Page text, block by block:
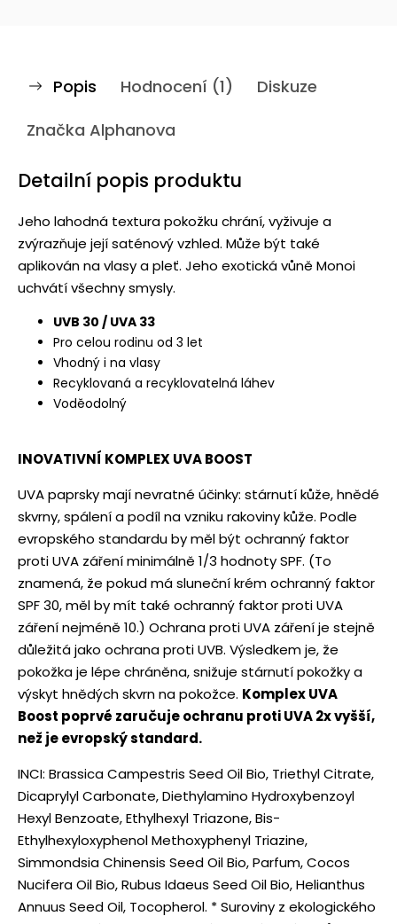
Popis Hodnocení (1)
Diskuze
Značka Alphanova
Detailní popis produktu
Jeho lahodná textura pokožku chrání, vyživuje a
zvýrazňuje její saténový vzhled. Může být také
aplikován na vlasy a pleť. Jeho exotická vůně Monoi
uchvátí všechny smysly.
UVB 30 / UVA 33
Pro celou rodinu od 3 let
Vhodný i na vlasy
Recyklovaná a recyklovatelná láhev
Voděodolný
INOVATIVNÍ KOMPLEX UVA BOOST
UVA paprsky mají nevratné účinky: stárnutí kůže, hnědé
skvrny, spálení a podíl na vzniku rakoviny kůže. Podle
evropského standardu by měl být ochranný faktor
proti UVA záření minimálně 1/3 hodnoty SPF. (To
znamená, že pokud má sluneční krém ochranný faktor
SPF 30, měl by mít také ochranný faktor proti UVA
záření nejméně 10.) Ochrana proti UVA záření je stejně
důležitá jako ochrana proti UVB. Výsledkem je, že
pokožka je lépe chráněna, snižuje stárnutí pokožky a
výskyt hnědých skvrn na pokožce. Komplex UVA
Boost poprvé zaručuje ochranu proti UVA 2x vyšší,
než je evropský standard.
INCI: Brassica Campestris Seed Oil Bio, Triethyl Citrate,
Dicaprylyl Carbonate, Diethylamino Hydroxybenzoyl
Hexyl Benzoate, Ethylhexyl Triazone, Bis-
Ethylhexyloxyphenol Methoxyphenyl Triazine,
Simmondsia Chinensis Seed Oil Bio, Parfum, Cocos
Nucifera Oil Bio, Rubus Idaeus Seed Oil Bio, Helianthus
Annuus Seed Oil, Tocopherol. * Suroviny z ekologického